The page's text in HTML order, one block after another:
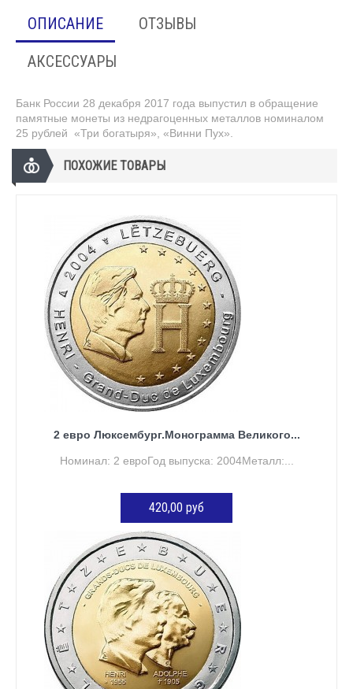
ОПИСАНИЕ
ОТЗЫВЫ
АКСЕССУАРЫ
Банк России 28 декабря 2017 года выпустил в обращение
памятные монеты из недрагоценных металлов номиналом
25 рублей «Три богатыря», «Винни Пух».
ПОХОЖИЕ ТОВАРЫ
2 евро Люксембург.Монограмма Великого...
Номинал: 2 евроГод выпуска: 2004Металл:...
420,00 руб
ДОБАВИТЬ В КОРЗИНУ